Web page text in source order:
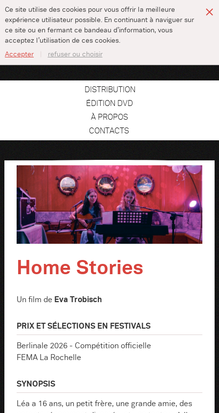
Ce site utilise des cookies pour vous offrir la meilleure
expérience utilisateur possible. En continuant à naviguer sur
ce site ou en fermant ce bandeau d’information, vous
acceptez l’utilisation de ces cookies.
Accepter
refuser ou choisir
DISTRIBUTION
ÉDITION DVD
À PROPOS
CONTACTS
Home Stories
Un film de Eva Trobisch
PRIX ET SÉLECTIONS EN FESTIVALS
Berlinale 2026 - Compétition officielle
FEMA La Rochelle
SYNOPSIS
Léa a 16 ans, un petit frère, une grande amie, des